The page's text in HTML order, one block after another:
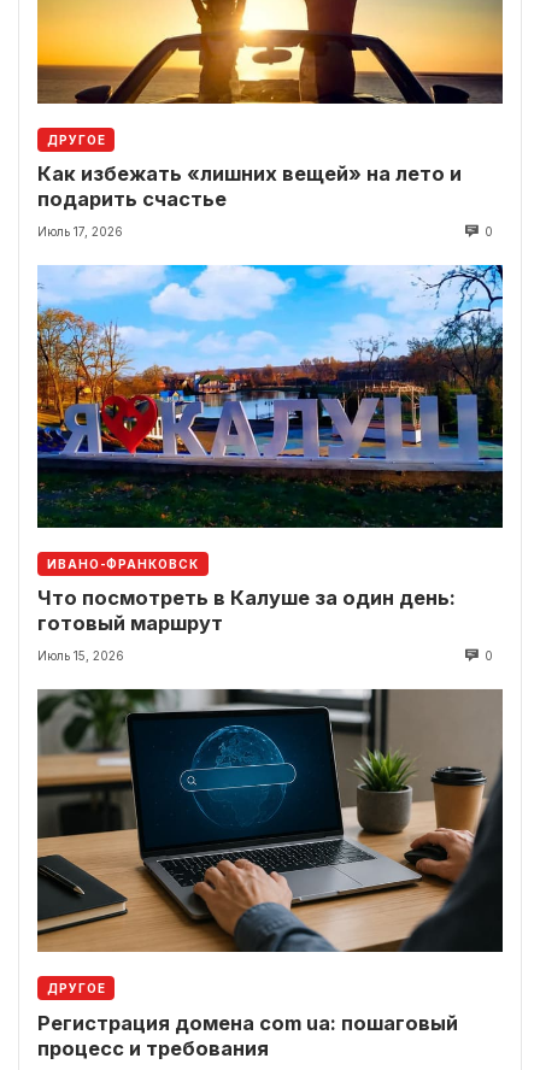
ДРУГОЕ
Как избежать «лишних вещей» на лето и
подарить счастье
Июль 17, 2026 0
ИВАНО-ФРАНКОВСК
Что посмотреть в Калуше за один день:
готовый маршрут
Июль 15, 2026 0
ДРУГОЕ
Регистрация домена com ua: пошаговый
процесс и требования